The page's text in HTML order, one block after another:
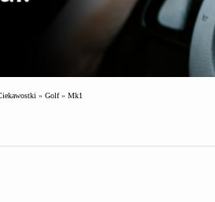
» Golf» Mk1